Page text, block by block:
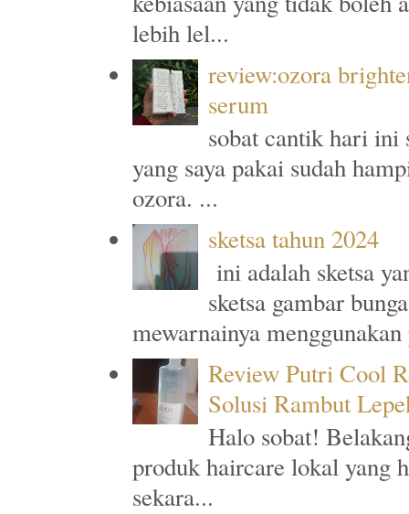
lebih lel...
review:ozora
serum
sobat cantik hari ini
yang saya pakai sudah
ozora. ...
sketsa tahun 2024
ini adalah sketsa
sketsa gambar
mewarnainya
Review Putri Cool
Solusi Rambut
Halo sobat!
produk haircare lokal yang
sekara...